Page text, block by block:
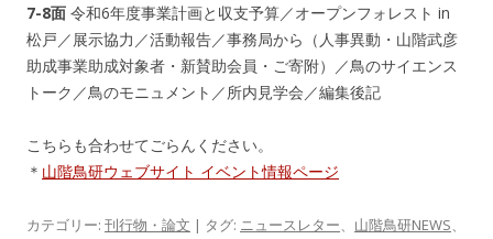
7-8面 令和6年度事業計画と収支予算／オープンフォレスト in
松戸／展示協力／活動報告／事務局から（人事異動・山階武彦
助成事業助成対象者・新賛助会員・ご寄附）／鳥のサイエンス
トーク／鳥のモニュメント／所内見学会／編集後記
こちらも合わせてごらんください。
＊ 山階鳥研ウェブサイト イベント情報ページ
カテゴリー: 刊行物・論文 | タグ: ニュースレター、 山階鳥研NEWS、